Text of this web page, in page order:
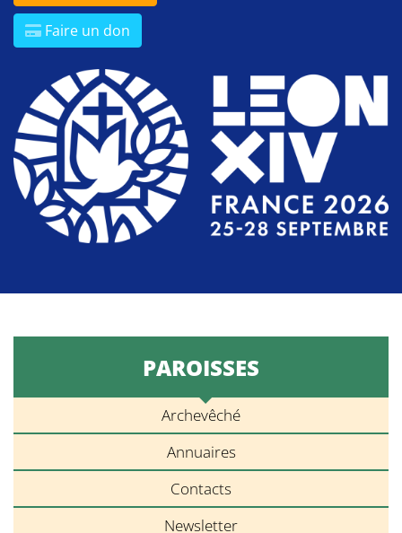
Faire un don
PAROISSES
Archevêché
Annuaires
Contacts
Newsletter